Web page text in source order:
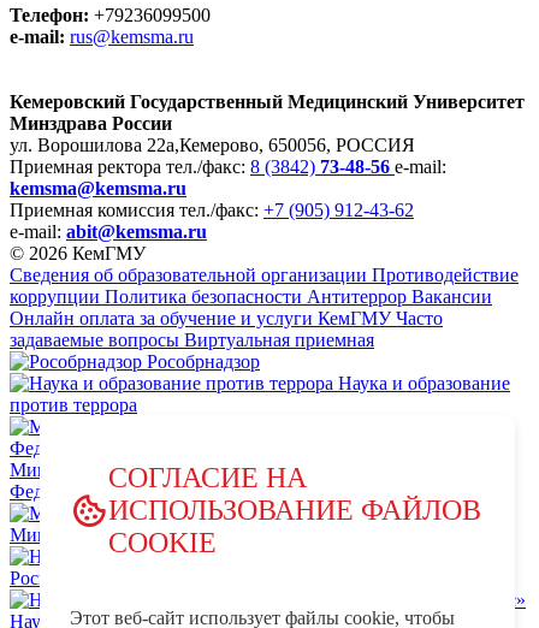
Телефон: +79236099500
e-mail: rus@kemsma.ru
Кемеровский Государственный Медицинский Университет
Минздрава России
ул. Ворошилова 22а,Кемерово, 650056, РОССИЯ
Приемная ректора тел./факс: 8 (3842) 73-48-56 e-mail:
kemsma@kemsma.ru
Приемная комиссия тел./факс: +7 (905) 912-43-62
e-mail: abit@kemsma.ru
© 2026 КемГМУ
Сведения об образовательной организации Противодействие
коррупции Политика безопасности Антитеррор Вакансии
Онлайн оплата за обучение и услуги КемГМУ Часто
задаваемые вопросы Виртуальная приемная
Рособрнадзор
Наука и образование
против террора
Министерство науки и высшего образования Российской
Федерации
Министерство просвещения Российской Федерации
НЦПТИ.РФ
Роспотребнадзор
Научно-образовательный центр мирового уровня «Кузбасс»
СОГЛАСИЕ НА
ИСПОЛЬЗОВАНИЕ ФАЙЛОВ
COOKIE
Этот веб-сайт использует файлы cookie, чтобы